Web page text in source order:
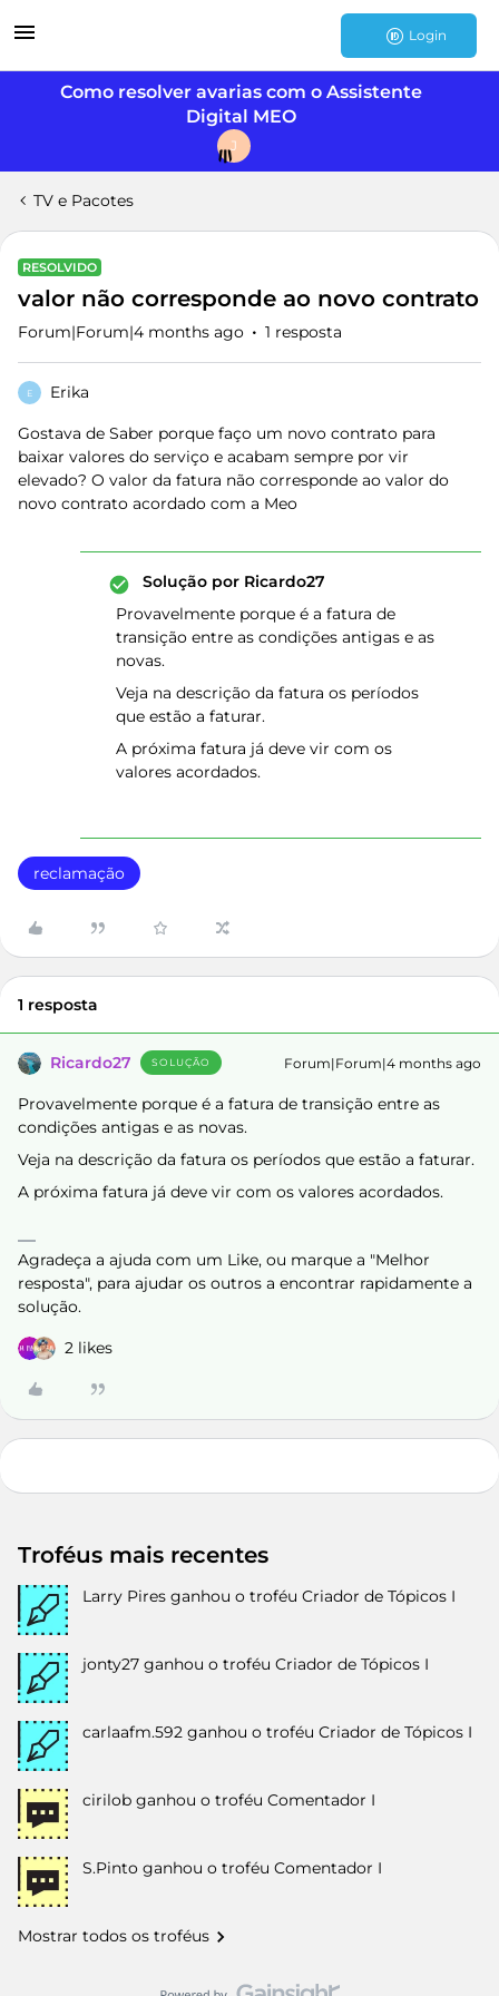
Login
Como resolver avarias com o Assistente
Digital MEO
J
TV e Pacotes
RESOLVIDO
valor não corresponde ao novo contrato
Forum|Forum|4 months ago 1 resposta
E Erika
Gostava de Saber porque faço um novo contrato para
baixar valores do serviço e acabam sempre por vir
elevado? O valor da fatura não corresponde ao valor do
novo contrato acordado com a Meo
Solução por Ricardo27
Provavelmente porque é a fatura de
transição entre as condições antigas e as
novas.
Veja na descrição da fatura os períodos
que estão a faturar.
A próxima fatura já deve vir com os
valores acordados.
reclamação
1 resposta
Ricardo27 SOLUÇÃO Forum|Forum|4 months ago
Provavelmente porque é a fatura de transição entre as
condições antigas e as novas.
Veja na descrição da fatura os períodos que estão a faturar.
A próxima fatura já deve vir com os valores acordados.
Agradeça a ajuda com um Like, ou marque a "Melhor
resposta", para ajudar os outros a encontrar rapidamente a
solução.
2 likes
Troféus mais recentes
Larry Pires ganhou o troféu Criador de Tópicos I
jonty27 ganhou o troféu Criador de Tópicos I
carlaafm.592 ganhou o troféu Criador de Tópicos I
cirilob ganhou o troféu Comentador I
S.Pinto ganhou o troféu Comentador I
Mostrar todos os troféus